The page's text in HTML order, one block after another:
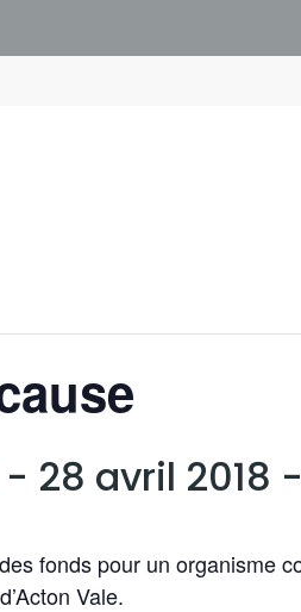
- 28 avril 2018
fonds pour un organisme
Vale.